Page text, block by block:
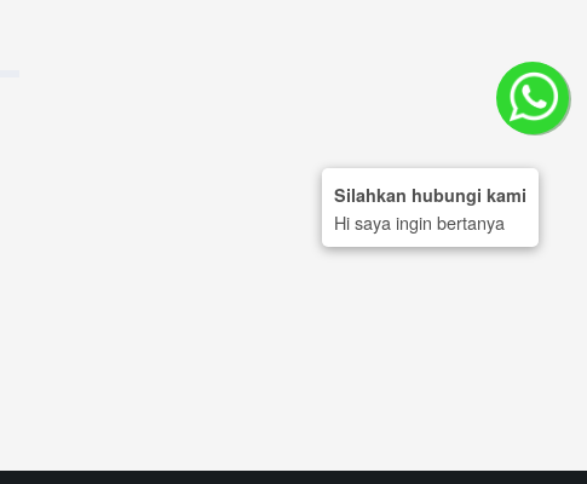
Silahkan hubungi kami
Hi saya ingin bertanya